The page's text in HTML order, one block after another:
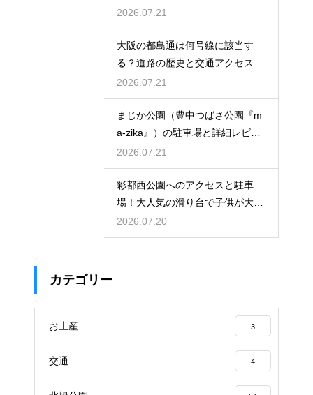
実情
2026.07.21
大阪の都島通は何号線に該当す
る？道路の歴史と交通アクセスを
徹底解説
2026.07.21
まじか公園（豊中つばさ公園『m
a-zika』）の駐車場と詳細レビュ
ー！
2026.07.21
彩都西公園へのアクセスと駐車
場！大人気の滑り台で子供が大興
奮の場
2026.07.20
カテゴリー
お土産 3
交通 4